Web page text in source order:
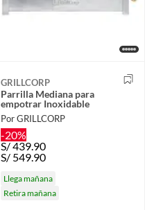
GRILLCORP
Parrilla Mediana para
empotrar Inoxidable
Por GRILLCORP
-20%
S/439.90
S/ 549.90
Llega mañana
Retira mañana